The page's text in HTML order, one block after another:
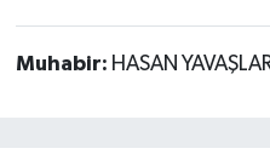
Muhabir: HASAN